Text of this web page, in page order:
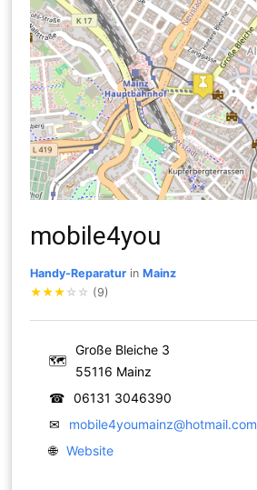
mobile4you
Handy-Reparatur inMainz
★★★ ☆ ☆ (9)
🗺
Große Bleiche 3
55116 Mainz
☎
06131 3046390
✉
mobile4youmainz@hotmail.com
🌐 Website